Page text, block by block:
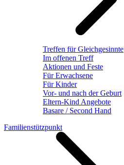
Treffen für Gleichgesinnte
Im offenen Treff
Aktionen und Feste
Für Erwachsene
Für Kinder
Vor- und nach der Geburt
Eltern-Kind Angebote
Basare / Second Hand
Familienstützpunkt